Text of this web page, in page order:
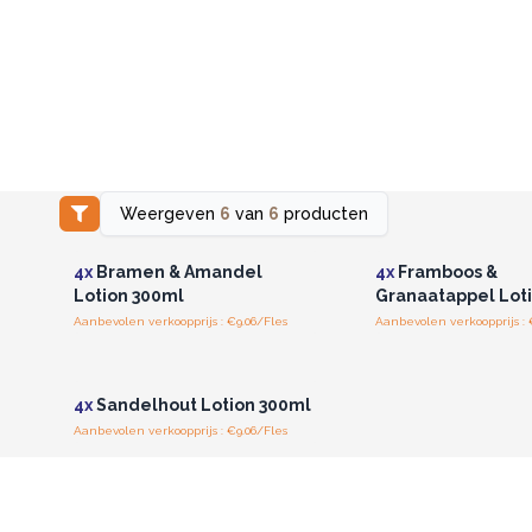
Weergeven 6 van 6 producten
Log in of registreer u voor
groothandelsprijzen.
4x Bramen & Amandel
Lotion 300ml
Aanbevolen verkoopprijs : €9.06/Fles
4xFramboos &
Granaatappel
Aanbevolen verkoopprijs :
4xSandelhout Lotion 300ml
Aanbevolen verkoopprijs : €9.06/Fles